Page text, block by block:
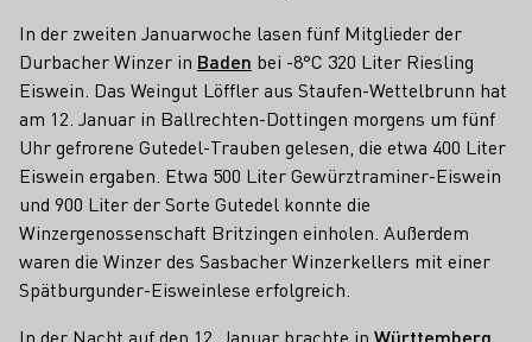
In der zweiten Januarwoche lasen fünf Mitglieder der
Durbacher Winzer in Baden bei -8°C 320 Liter Riesling
Eiswein. Das Weingut Löffler aus Staufen-Wettelbrunn hat
am 12. Januar in Ballrechten-Dottingen morgens um fünf
Uhr gefrorene Gutedel-Trauben gelesen, die etwa 400 Liter
Eiswein ergaben. Etwa 500 Liter Gewürztraminer-Eiswein
und 900 Liter der Sorte Gutedel konnte die
Winzergenossenschaft Britzingen einholen. Außerdem
waren die Winzer des Sasbacher Winzerkellers mit einer
Spätburgunder-Eisweinlese erfolgreich.